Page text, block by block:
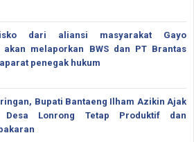
dari aliansi masyarakat Gayo
akan melaporkan BWS dan PT Brantas
penegak hukum
Bupati Bantaeng Ilham Azikin Ajak
Desa Lonrong Tetap Produktif dan